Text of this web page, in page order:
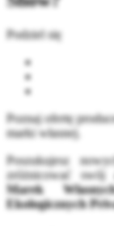
Podziel się
Poznaj ofertę
marki własnej.
Poszukujesz
zróżnicować swój
Marek
Ekologicznych